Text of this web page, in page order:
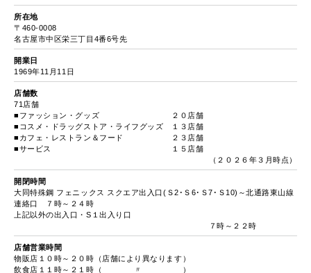
所在地
〒460-0008
名古屋市中区栄三丁目4番6号先
開業日
1969年11月11日
店舗数
71店舗
■ファッション・グッズ ２０店舗
■コスメ・ドラッグストア・ライフグッズ １３店舗
■カフェ・レストラン＆フード ２３店舗
■サービス １５店舗
（２０２６年３月時点）
開閉時間
大同特殊鋼 フェニックス スクエア出入口(Ｓ2･Ｓ6･Ｓ7･Ｓ10)～北通路東山線
連絡口 ７時～２４時
上記以外の出入口・S１出入り口
７時～２２時
店舗営業時間
物販店１０時～２０時（店舗により異なります）
飲食店１１時～２１時（ 〃 ）